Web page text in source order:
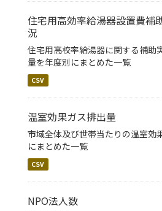
住宅用高効率給湯器設置費補
況
住宅用高校率給湯器に関する補助
量を年度別にまとめた一覧
CSV
温室効果ガス排出量
市域全体及び世帯当たりの温室効
にまとめた一覧
CSV
NPO法人数